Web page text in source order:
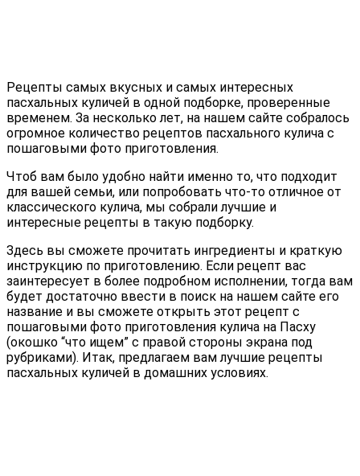
Рецепты самых вкусных и самых интересных
пасхальных куличей в одной подборке, проверенные
временем. За несколько лет, на нашем сайте собралось
огромное количество рецептов пасхального кулича с
пошаговыми фото приготовления.
Чтоб вам было удобно найти именно то, что подходит
для вашей семьи, или попробовать что-то отличное от
классического кулича, мы собрали лучшие и
интересные рецепты в такую подборку.
Здесь вы сможете прочитать ингредиенты и краткую
инструкцию по приготовлению. Если рецепт вас
заинтересует в более подробном исполнении, тогда вам
будет достаточно ввести в поиск на нашем сайте его
название и вы сможете открыть этот рецепт с
пошаговыми фото приготовления кулича на Пасху
(окошко “что ищем” с правой стороны экрана под
рубриками). Итак, предлагаем вам лучшие рецепты
пасхальных куличей в домашних условиях.